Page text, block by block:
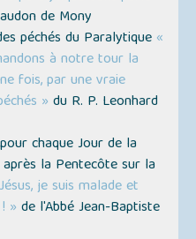
de Mony
péchés du Paralytique «
à notre tour la
fois, par une vraie
» du R. P. Leonhard
chaque Jour de la
la Pentecôte sur la
je suis malade et
» de l'Abbé Jean-Baptiste